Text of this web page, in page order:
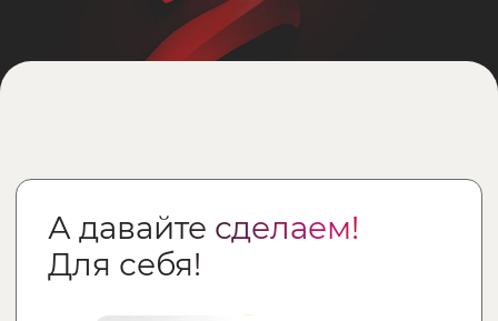
Приглашаем сделать замечательный
наберется достаточно людей,
соберемся и сделаем летний
музыкальный фестиваль. У нас ведь
всё для этого есть, коллеги